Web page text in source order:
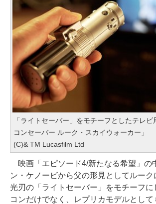
「ライトセーバー」をモチーフとしたテレ
コンセーバー ルーク・スカイウォーカー」
(C)& TM Lucasfilm Ltd
映画「エピソード4/新たなる希望」の
ン・ケノービから父の形見としてルー
光刃の「ライトセーバー」をモチーフに
コンだけでなく、レプリカモデルとし